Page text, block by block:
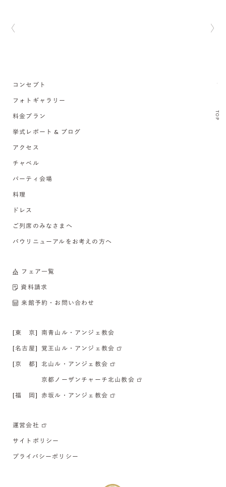
TOP
コンセプト
フォトギャラリー
料金プラン
挙式レポート & ブログ
アクセス
チャペル
パーティ会場
料理
ドレス
ご列席のみなさまへ
バウリニューアルをお考えの方へ
フェア一覧
資料請求
来館予約・お問い合わせ
[東 京] 南青山ル・アンジェ教会
[名古屋] 覚王山ル・アンジェ教会
[京 都] 北山ル・アンジェ教会
京都ノーザンチャーチ北山教会
[福 岡] 赤坂ル・アンジェ教会
運営会社
サイトポリシー
プライバシーポリシー